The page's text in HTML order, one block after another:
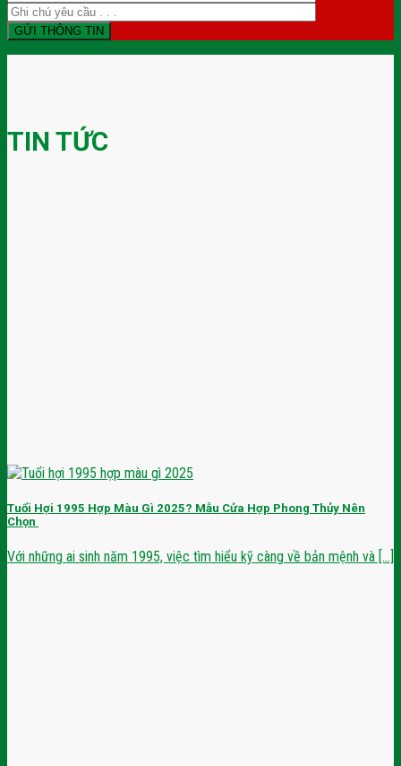
TIN TỨC
Tuổi Hợi 1995 Hợp Màu Gì 2025? Mẫu Cửa Hợp Phong Thủy Nên
Chọn
Với những ai sinh năm 1995, việc tìm hiểu kỹ càng về bản mệnh và [...]